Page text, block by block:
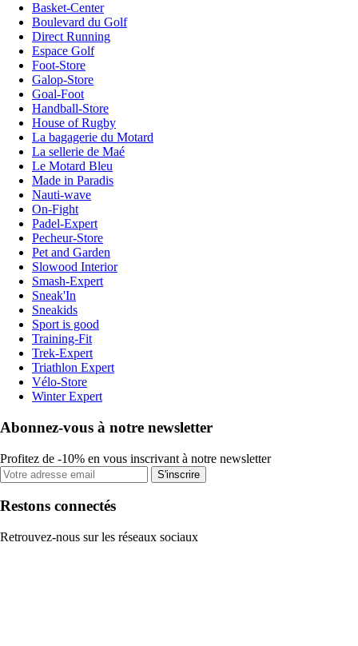
Basket-Center
Boulevard du Golf
Direct Running
Espace Golf
Foot-Store
Galop-Store
Goal-Foot
Handball-Store
House of Rugby
La bagagerie du Motard
La sellerie de Maé
Le Motard Bleu
Made in Paradis
Nauti-wave
On-Fight
Padel-Expert
Pecheur-Store
Pet and Garden
Slowood Interior
Smash-Expert
Sneak'In
Sneakids
Sport is good
Training-Fit
Trek-Expert
Triathlon Expert
Vélo-Store
Winter Expert
Abonnez-vous à notre newsletter
Profitez de -10% en vous inscrivant à notre newsletter
S'inscrire
Restons connectés
Retrouvez-nous sur les réseaux sociaux